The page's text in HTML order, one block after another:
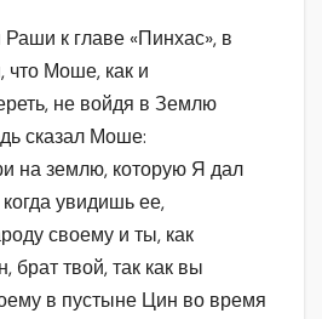
к главе «Пинхас», в
что Моше, как и
не войдя в Землю
сказал Моше:
на землю, которую Я дал
увидишь ее,
своему и ты, как
брат твой, так как вы
в пустыне Цин во время